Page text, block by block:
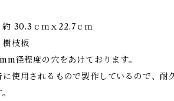
30.3ｃｍｘ22.7ｃｍ
枝板
径程度の穴をあけております。
使用されるもので製作しているので、耐